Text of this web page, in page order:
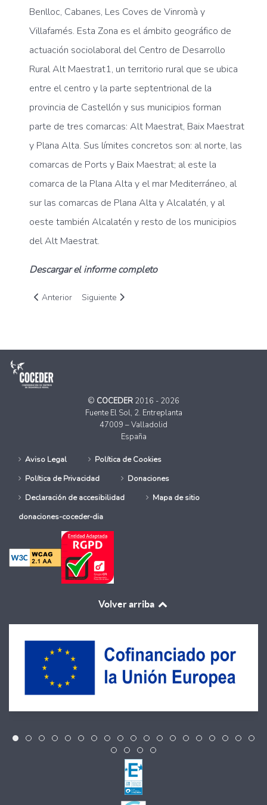
Benlloc, Cabanes, Les Coves de Vinromà y
Villafamés. Esta Zona es el ámbito geográfico de
actuación sociolaboral del Centro de Desarrollo
Rural Alt Maestrat1, un territorio rural que se ubica
entre el centro y la parte septentrional de la
provincia de Castellón y sus municipios forman
parte de tres comarcas: Alt Maestrat, Baix Maestrat
y Plana Alta. Sus límites concretos son: al norte, las
comarcas de Ports y Baix Maestrat; al este la
comarca de la Plana Alta y el mar Mediterráneo, al
sur las comarcas de Plana Alta y Alcalatén, y al
oeste también Alcalatén y resto de los municipios
del Alt Maestrat.
Descargar el informe completo
Artículo anterior: Investigación sociolaboral del precariado
Anterior Artículo siguiente: Boletín Conecta Rural Vol. 1
Siguiente
© COCEDER 2016 - 2026
Fuente El Sol, 2. Entreplanta
47009 – Valladolid
España
Aviso Legal
Política de Cookies
Política de Privacidad
Donaciones
Declaración de accesibilidad
Mapa de sitio
donaciones-coceder-dia
Volver arriba